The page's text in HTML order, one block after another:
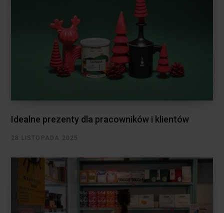
Idealne prezenty dla pracowników i klientów
28 LISTOPADA 2025